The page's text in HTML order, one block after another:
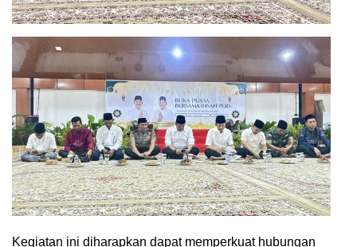
Kegiatan ini diharapkan dapat memperkuat hubungan